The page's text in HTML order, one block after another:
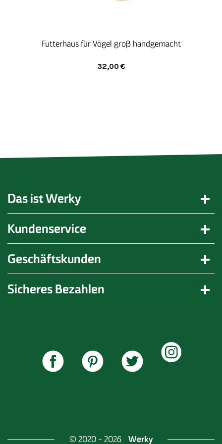
Futterhaus für Vögel groß handgemacht
32,00 €
Das ist Werky
Kundenservice
Geschäftskunden
Sicheres Bezahlen
© 2020 - 2026 Werky